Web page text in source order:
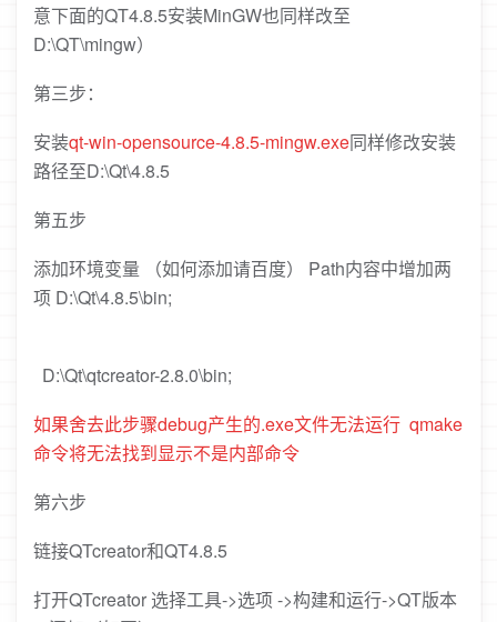
意下面的QT4.8.5安装MinGW也同样改至
D:\QT\mingw）
第三步：
安装qt-win-opensource-4.8.5-mingw.exe同样修改安装
路径至D:\Qt\4.8.5
第五步
添加环境变量 （如何添加请百度） Path内容中增加两
项 D:\Qt\4.8.5\bin;
D:\Qt\qtcreator-2.8.0\bin;
如果舍去此步骤debug产生的.exe文件无法运行 qmake
命令将无法找到显示不是内部命令
第六步
链接QTcreator和QT4.8.5
打开QTcreator 选择工具->选项 ->构建和运行->QT版本